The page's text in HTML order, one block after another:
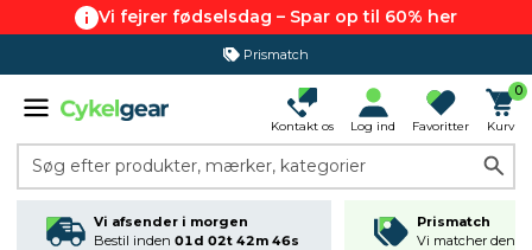
Vi fejrer fødselsdag – Spar op til 60% her
Prismatch
Kontakt os Log ind Favoritter
0
Kurv
Søg efter produkter, mærker, kategorier
Vi afsender i morgen
Bestil inden 01d 02t 42m 46s
Prismatch
Vi matcher den